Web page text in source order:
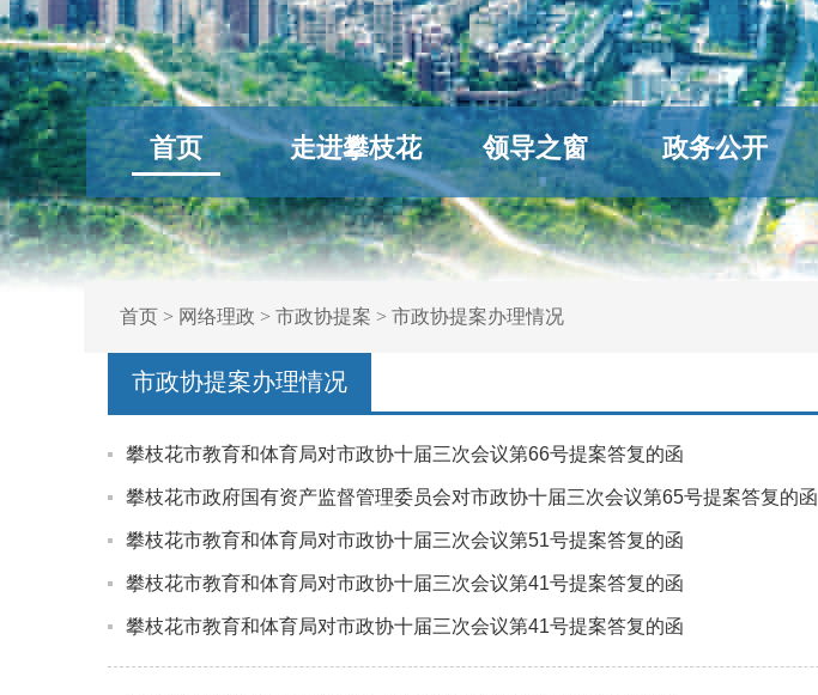
首页 走进攀枝花 领导之窗 政务公开
首页> 网络理政 > 市政协提案 > 市政协提案办理情况
市政协提案办理情况
攀枝花市教育和体育局对市政协十届三次会议第66号提案答复的函
攀枝花市政府国有资产监督管理委员会对市政协十届三次会议第65号提案答复的函
攀枝花市教育和体育局对市政协十届三次会议第51号提案答复的函
攀枝花市教育和体育局对市政协十届三次会议第41号提案答复的函
攀枝花市教育和体育局对市政协十届三次会议第41号提案答复的函